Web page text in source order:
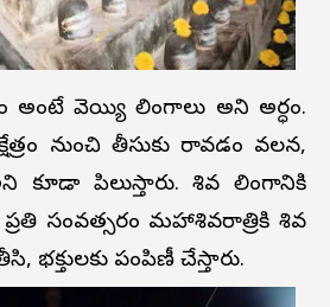
అంటే వెయ్యి లింగాలు అని అర్ధం.
నుంచి తీసుకు రావడం వలన,
కూడా పిలుస్తారు. శివ లింగానికి
ప్రతి సంవత్సరం మహాశివరాత్రికి శివ
భక్తులకు పంపిణీ చేస్తారు.